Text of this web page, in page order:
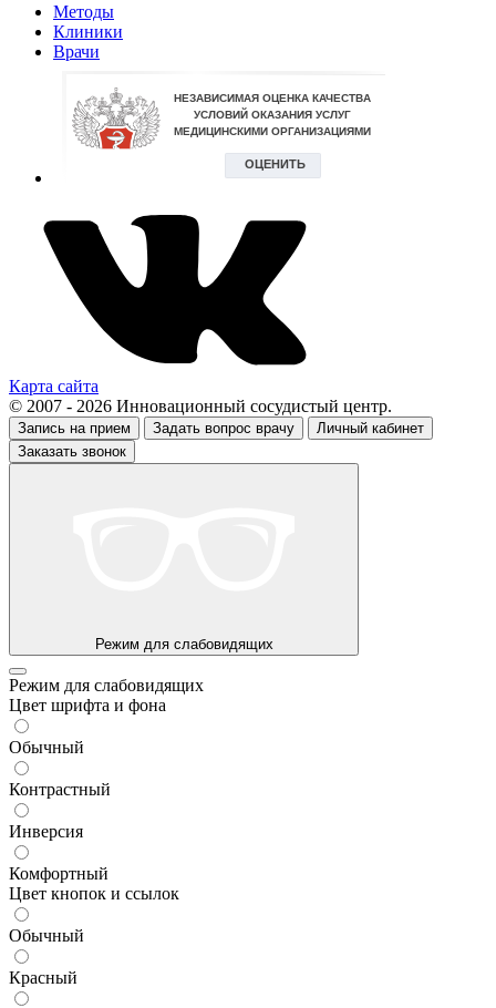
Методы
Клиники
Врачи
Карта сайта
© 2007 - 2026 Инновационный сосудистый центр.
Запись на прием Задать вопрос врачу
Личный кабинет
Заказать звонок
Режим для слабовидящих
Режим для слабовидящих
Цвет шрифта и фона
Обычный
Контрастный
Инверсия
Комфортный
Цвет кнопок и ссылок
Обычный
Красный